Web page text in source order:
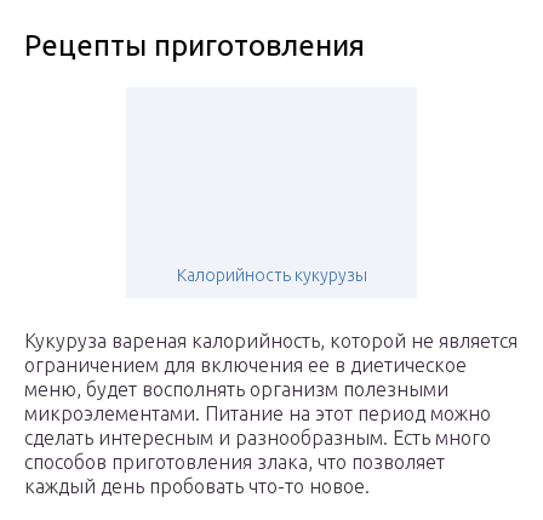
Рецепты приготовления
Калорийность кукурузы
Кукуруза вареная калорийность, которой не является
ограничением для включения ее в диетическое
меню, будет восполнять организм полезными
микроэлементами. Питание на этот период можно
сделать интересным и разнообразным. Есть много
способов приготовления злака, что позволяет
каждый день пробовать что-то новое.